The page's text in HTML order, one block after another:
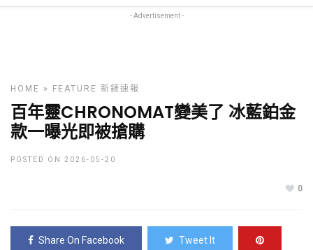
- Advertisement -
HOME » FEATURE 新錶速報
百年靈CHRONOMAT變美了 冰藍鉑金
款一曝光即被搶購
POSTED ON 2026-05-20
0
Share On Facebook Tweet It